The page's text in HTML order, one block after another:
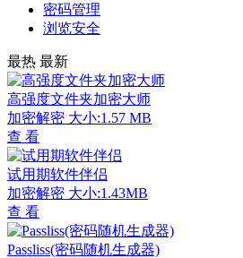
密码管理
浏览安全
最热 最新
高强度文件夹加密大师
加密解密 大小:1.57 MB
查 看
试用期软件伴侣
加密解密 大小:1.43MB
查 看
Passliss(密码随机生成器)